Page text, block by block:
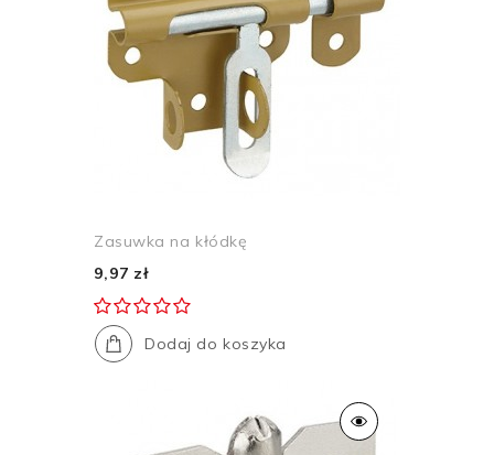
Zasuwka na kłódkę
9,97 zł
Dodaj do koszyka